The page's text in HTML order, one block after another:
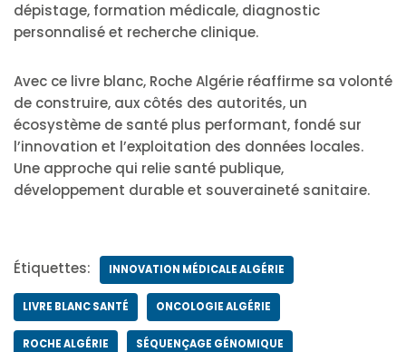
dépistage, formation médicale, diagnostic
personnalisé et recherche clinique.
Avec ce livre blanc, Roche Algérie réaffirme sa volonté
de construire, aux côtés des autorités, un
écosystème de santé plus performant, fondé sur
l’innovation et l’exploitation des données locales.
Une approche qui relie santé publique,
développement durable et souveraineté sanitaire.
Étiquettes: INNOVATION MÉDICALE ALGÉRIE
LIVRE BLANC SANTÉ ONCOLOGIE ALGÉRIE
ROCHE ALGÉRIE SÉQUENÇAGE GÉNOMIQUE